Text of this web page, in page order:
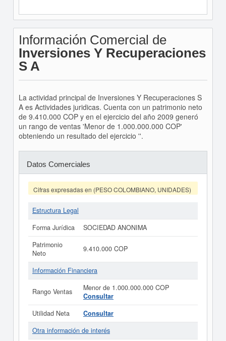
Información Comercial de
Inversiones Y Recuperaciones
S A
La actividad principal de Inversiones Y Recuperaciones S
A es Actividades juridicas. Cuenta con un patrimonio neto
de 9.410.000 COP y en el ejercicio del año 2009 generó
un rango de ventas 'Menor de 1.000.000.000 COP'
obteniendo un resultado del ejercicio ''.
Datos Comerciales
Cifras expresadas en (PESO COLOMBIANO, UNIDADES)
Estructura Legal
Forma Jurídica
SOCIEDAD ANONIMA
Patrimonio
Neto
9.410.000 COP
Información Financiera
Rango Ventas
Menor de 1.000.000.000 COP
Consultar
Utilidad Neta
Consultar
Otra información de interés